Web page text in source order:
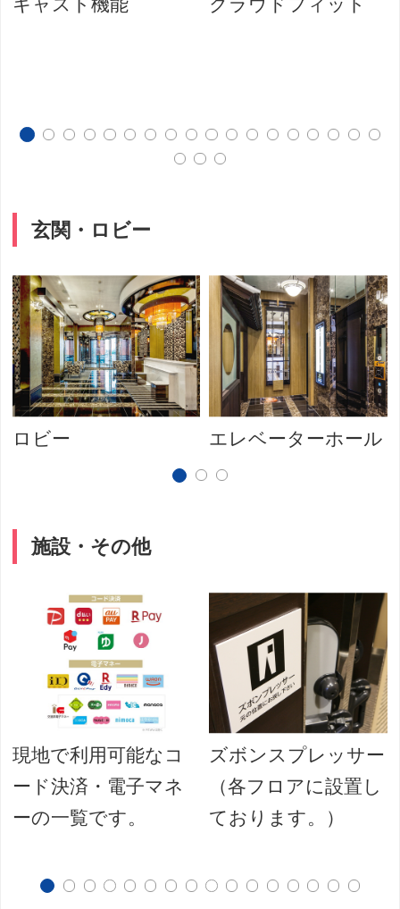
玄関・ロビー
ロビー エレベーターホール
施設・その他
現地で利用可能なコ
ード決済・電子マネ
ーの一覧です。
ズボンスプレッサー
（各フロアに設置し
ております。）